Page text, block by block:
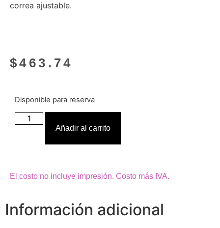
correa ajustable.
$463.74
Disponible para reserva
Añadir al carrito
El costo no incluye impresión. Costo más IVA.
Información adicional